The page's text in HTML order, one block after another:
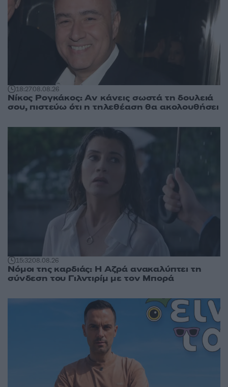
18:2708.08.26
Νίκος Ρογκάκος: Αν κάνεις σωστά τη δουλειά
σου, πιστεύω ότι η τηλεθέαση θα ακολουθήσει
15:3208.08.26
Νόμοι της καρδιάς: Η Αζρά ανακαλύπτει τη
σύνδεση του Γιλντιρίμ με τον Μπορά